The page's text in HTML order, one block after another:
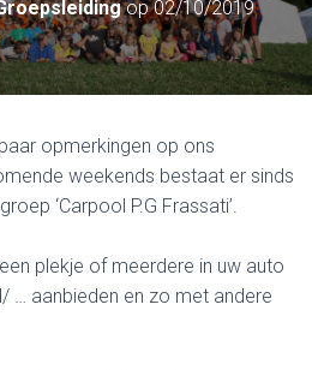
op02/10/2019
opmerkingen op ons
weekends bestaat er sinds
‘Carpool P.G Frassati’.
plekje of meerdere in uw auto
… aanbieden en zo met andere